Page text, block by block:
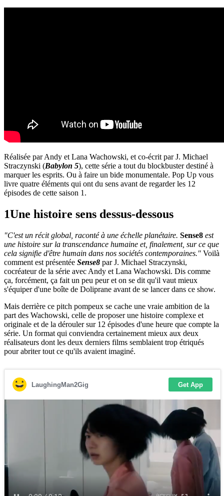
Réalisée par Andy et Lana Wachowski, et co-écrit parJ. Michael
Straczynski (Babylon 5), cette série a tout du blockbuster destiné à
marquer les esprits. Ou à faire un bide monumentale. Pop Up vous
livre quatre éléments qui ont du sens avant de regarder les 12
épisodes de cette saison 1.
1Une histoire sens dessus-dessous
"C'est un récit global, raconté à une échelle planétaire. Sense8 est
une histoire sur la transcendance humaine et, finalement, sur ce que
cela signifie d'être humain dans nos sociétés contemporaines." Voilà
comment est présentée Sense8 parJ. Michael Straczynski,
cocréateur de la série avec Andy et Lana Wachowski. Dis comme
ça, forcément, ça fait un peu peur et on se dit qu'il vaut mieux
s'équiper d'une boîte de Doliprane avant de se lancer dans ce show.
Mais derrière ce pitch pompeux se cache une vraie ambition de la
part des Wachowski, celle de proposer une histoire complexe et
originale et de la dérouler sur 12 épisodes d'une heure que compte la
série. Un format qui conviendra certainement mieux aux deux
réalisateurs dont les deux derniers films semblaient trop étriqués
pour abriter tout ce qu'ils avaient imaginé.